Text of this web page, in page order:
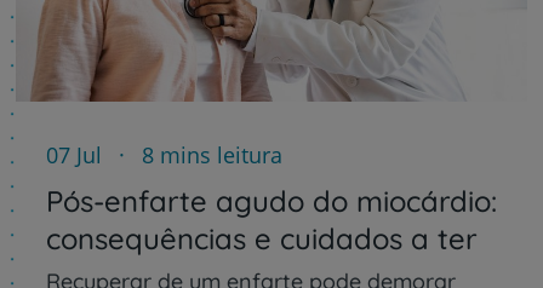
07 Jul 8 mins leitura
Pós-enfarte agudo do miocárdio:
consequências e cuidados a ter
Recuperar de um enfarte pode demorar